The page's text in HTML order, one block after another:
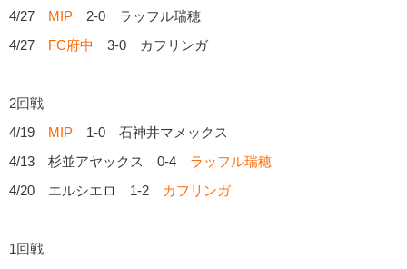
4/27 MIP 2-0 ラッフル瑞穂
4/27 FC府中 3-0 カフリンガ
2回戦
4/19 MIP 1-0 石神井マメックス
4/13 杉並アヤックス 0-4 ラッフル瑞穂
4/20 エルシエロ 1-2
カフリンガ
1回戦